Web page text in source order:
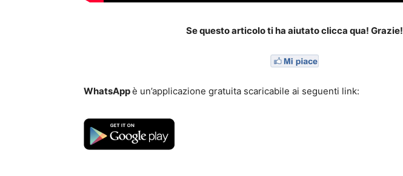
Se questo articolo ti ha aiutato clicca qua! Grazie!
WhatsAppè un’applicazione gratuita scaricabile ai seguenti link: